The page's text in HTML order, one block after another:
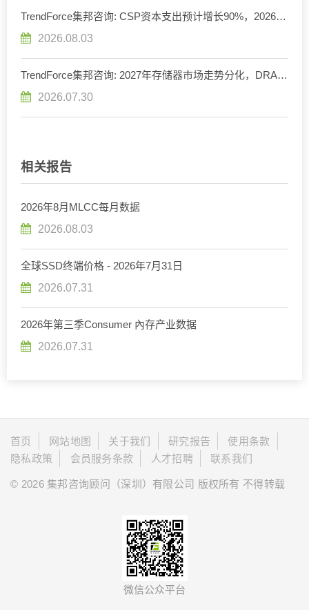
TrendForce集邦咨询: CSP资本支出预计增长90%，2026年
2026.08.03
TrendForce集邦咨询: 2027年存储器市场走势分化，DRAM
2026.07.30
相关报告
2026年8月MLCC每月数据
2026.08.03
全球SSD终端价格 - 2026年7月31日
2026.07.31
2026年第三季Consumer 內存产业数据
2026.07.31
首页 网站地图 关于我们 研究报告
使用条款
隐私政策
会员服务条款 人才招聘 联系我们
© 2026 集邦咨询顾问（深圳）有限公司 版权所有 不得转载
微信公众平台